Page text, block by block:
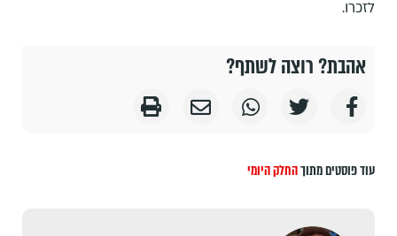
לזכרו.
אהבת? רוצה לשתף?
עוד פוסטים מתוךהחלק היומי